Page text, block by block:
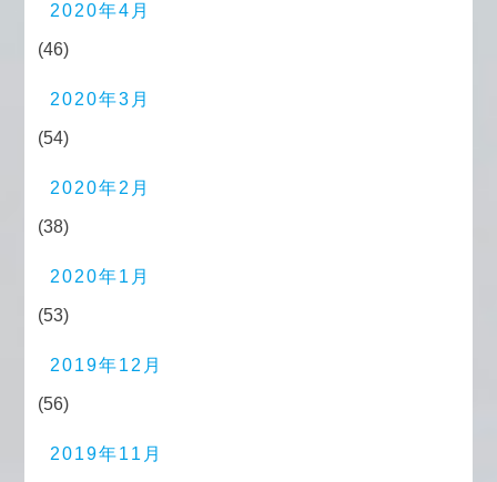
2020年4月
(46)
2020年3月
(54)
2020年2月
(38)
2020年1月
(53)
2019年12月
(56)
2019年11月